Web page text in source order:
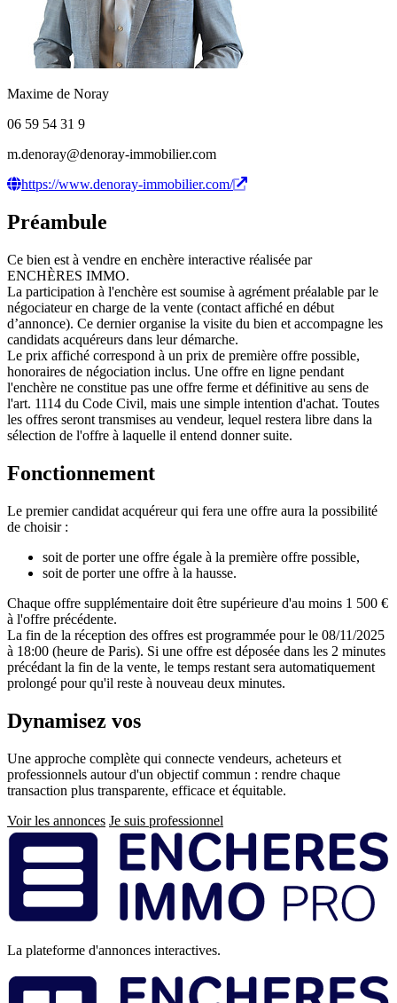
Maxime de Noray
06 59 54 31 9
m.denoray@denoray-immobilier.com
https://www.denoray-immobilier.com/
Préambule
Ce bien est à vendre en enchère interactive réalisée par
ENCHÈRES IMMO.
La participation à l'enchère est soumise à agrément préalable par le
négociateur en charge de la vente (contact affiché en début
d’annonce). Ce dernier organise la visite du bien et accompagne les
candidats acquéreurs dans leur démarche.
Le prix affiché correspond à un prix de première offre possible,
honoraires de négociation inclus. Une offre en ligne pendant
l'enchère ne constitue pas une offre ferme et définitive au sens de
l'art. 1114 du Code Civil, mais une simple intention d'achat. Toutes
les offres seront transmises au vendeur, lequel restera libre dans la
sélection de l'offre à laquelle il entend donner suite.
Fonctionnement
Le premier candidat acquéreur qui fera une offre aura la possibilité
de choisir :
soit de porter une offre égale à la première offre possible,
soit de porter une offre à la hausse.
Chaque offre supplémentaire doit être supérieure d'au moins 1 500 €
à l'offre précédente.
La fin de la réception des offres est programmée pour le 08/11/2025
à 18:00 (heure de Paris). Si une offre est déposée dans les 2 minutes
précédant la fin de la vente, le temps restant sera automatiquement
prolongé pour qu'il reste à nouveau deux minutes.
Dynamisez vos
Une approche complète qui connecte vendeurs, acheteurs et
professionnels autour d'un objectif commun : rendre chaque
transaction plus transparente, efficace et équitable.
Voir les annonces Je suis professionnel
Pied
de
page
La plateforme d'annonces interactives.